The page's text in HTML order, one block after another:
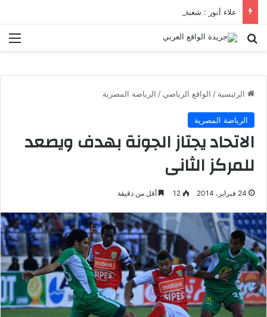
بحث عن
الرئيسية / الواقع الرياضي / الرياضة المصرية
الرياضة المصرية
الاتحاد يجتاز الجونة بهدف ويصعد
للمركز الثانى
24 فبراير، 2014 12 أقل من دقيقة